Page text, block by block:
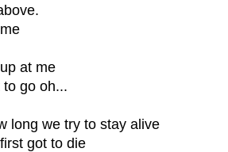
at me
go oh...
long we try to stay alive
got to die